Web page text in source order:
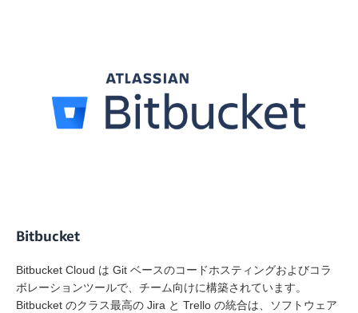
Bitbucket
Bitbucket Cloud は Git ベースのコードホスティングおよびコラ
ボレーションツールで、チーム向けに構築されています。
Bitbucket のクラス最高の Jira と Trello の統合は、ソフトウェア